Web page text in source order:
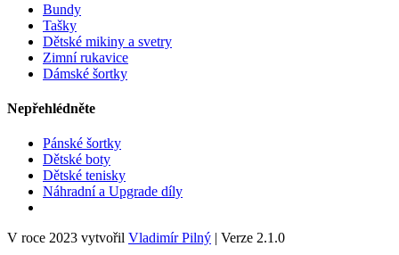
Bundy
Tašky
Dětské mikiny a svetry
Zimní rukavice
Dámské šortky
Nepřehlédněte
Pánské šortky
Dětské boty
Dětské tenisky
Náhradní a Upgrade díly
V roce 2023 vytvořil Vladimír Pilný | Verze 2.1.0